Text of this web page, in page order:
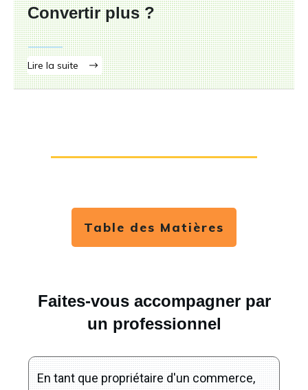
Convertir plus ?
Lire la suite
Table des Matières
Faites-vous accompagner par
un professionnel
En tant que propriétaire d'un commerce,